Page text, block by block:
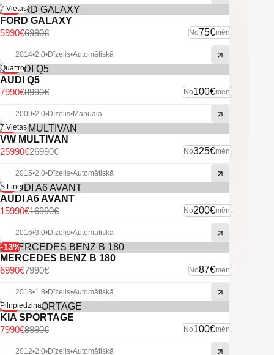
-14%
7 Vietas
FORD GALAXY
No75€mēn.
6990€
5990€
2014•2.0•Dīzelis•Automātiskā
-11%
Quattro
AUDI Q5
No100€mēn.
8990€
7990€
2009•2.0•Dīzelis•Manuālā
-4%
7 Vietas
VW MULTIVAN
No325€mēn.
26990€
25990€
2015•2.0•Dīzelis•Automātiskā
-6%
S Line
AUDI A6 AVANT
No200€mēn.
16990€
15990€
2016•3.0•Dīzelis•Automātiskā
-13%
MERCEDES BENZ B 180
No87€mēn.
7990€
6990€
2013•1.8•Dīzelis•Automātiskā
-11%
Pilnpiedziņa
KIA SPORTAGE
No100€mēn.
8990€
7990€
2012•2.0•Dīzelis•Automātiskā